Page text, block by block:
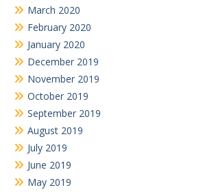
March 2020
February 2020
January 2020
December 2019
November 2019
October 2019
September 2019
August 2019
July 2019
June 2019
May 2019